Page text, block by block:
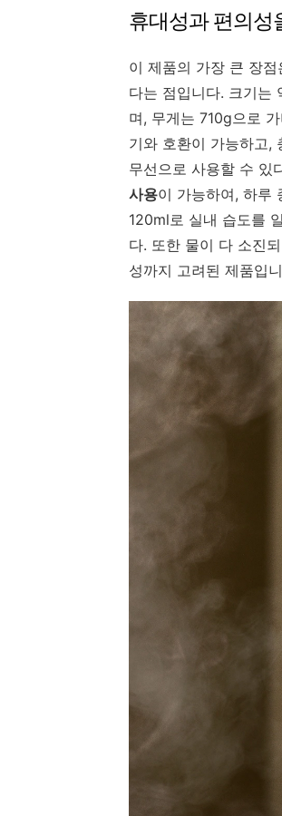
휴대성과 편의성
이 제품의 가장 큰 장점
다는 점입니다. 크기는
며, 무게는 710g으로
기와 호환이 가능하고,
무선으로 사용할 수 있
사용이 가능하여, 하루
120ml로 실내 습도를
다. 또한 물이 다 소진
성까지 고려된 제품입